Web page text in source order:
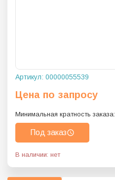
Артикул: 00000055539
Цена по запросу
Минимальная кратность заказа:
Под заказ
В наличии: нет